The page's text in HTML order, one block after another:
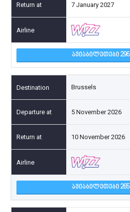
7 January 2027
ᲐᲕᲘᲐᲑᲘᲚᲔᲗᲔᲑᲘ 296
Brussels
5 November 2026
10 November 2026
ᲐᲕᲘᲐᲑᲘᲚᲔᲗᲔᲑᲘ 265